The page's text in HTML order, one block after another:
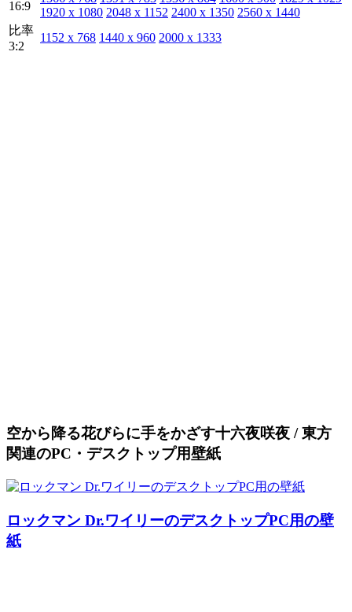
16:9
1920 x 1080 2048 x 1152 2400 x 1350 2560 x 1440
比率
3:2
1152 x 768 1440 x 960 2000 x 1333
空から降る花びらに手をかざす十六夜咲夜 / 東方
関連のPC・デスクトップ用壁紙
ロックマン Dr.ワイリーのデスクトップPC用の壁
紙